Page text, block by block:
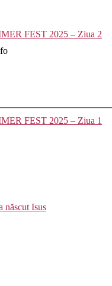
FEST 2025 – Ziua 2
FEST 2025 – Ziua 1
născut Isus